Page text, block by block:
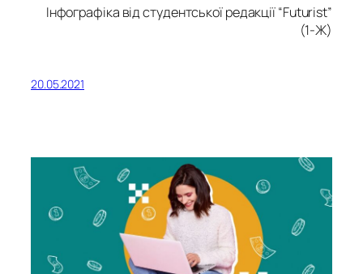
Інфографіка від студентської редакції “Futurist”
(1-Ж)
20.05.2021